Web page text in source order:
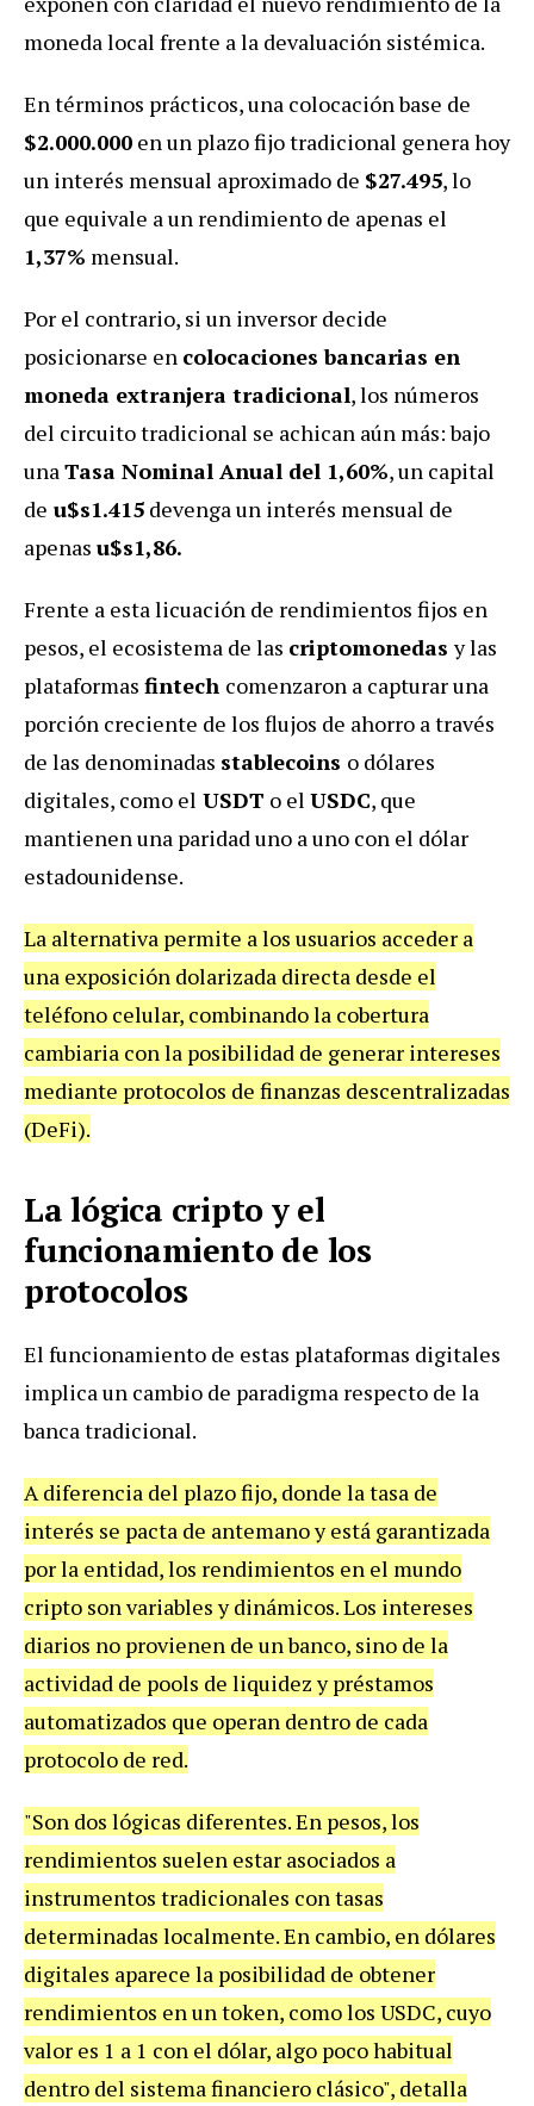
moneda local frente a la devaluación sistémica.
En términos prácticos, una colocación base de
$2.000.000 en un plazo fijo tradicional genera hoy
un interés mensual aproximado de $27.495, lo
que equivale a un rendimiento de apenas el
1,37% mensual.
Por el contrario, si un inversor decide
posicionarse en colocaciones bancarias en
moneda extranjera tradicional, los números
del circuito tradicional se achican aún más: bajo
unaTasa Nominal Anual del 1,60%, un capital
de u$s1.415 devenga un interés mensual de
apenas u$s1,86.
Frente a esta licuación de rendimientos fijos en
pesos, el ecosistema de las criptomonedasy las
plataformas fintech comenzaron a capturar una
porción creciente de los flujos de ahorro a través
de las denominadas stablecoins o dólares
digitales, como el USDT o el USDC, que
mantienen una paridad uno a uno con el dólar
estadounidense.
La alternativa permite a los usuarios acceder a
una exposición dolarizada directa desde el
teléfono celular, combinando la cobertura
cambiaria con la posibilidad de generar intereses
mediante protocolos de finanzas descentralizadas
(DeFi).
La lógica cripto y el
funcionamiento de los
protocolos
El funcionamiento de estas plataformas digitales
implica un cambio de paradigma respecto de la
banca tradicional.
A diferencia del plazo fijo, donde la tasa de
interés se pacta de antemano y está garantizada
por la entidad, los rendimientos en el mundo
cripto son variables y dinámicos. Los intereses
diarios no provienen de un banco, sino de la
actividad de pools de liquidez y préstamos
automatizados que operan dentro de cada
protocolo de red.
"Son dos lógicas diferentes. En pesos, los
rendimientos suelen estar asociados a
instrumentos tradicionales con tasas
determinadas localmente. En cambio, en dólares
digitales aparece la posibilidad de obtener
rendimientos en un token, como los USDC, cuyo
valor es 1 a 1 con el dólar, algo poco habitual
dentro del sistema financiero clásico", detalla